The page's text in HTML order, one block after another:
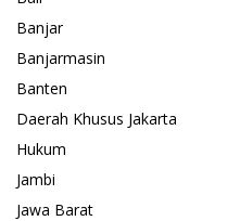
Banjar
Banjarmasin
Banten
Daerah Khusus Jakarta
Hukum
Jambi
Jawa Barat